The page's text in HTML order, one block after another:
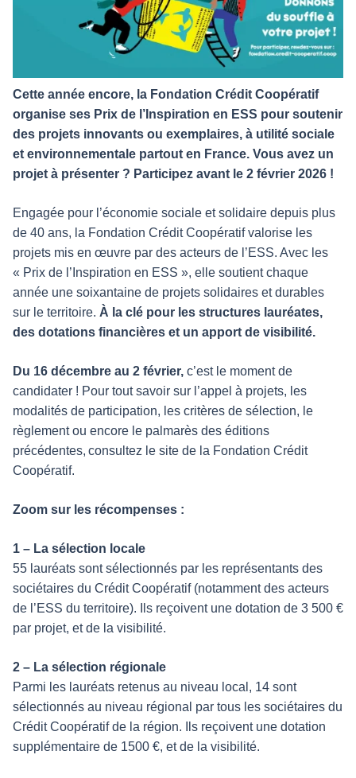
Cette année encore, la Fondation Crédit Coopératif
organise ses Prix de l’Inspiration en ESS pour soutenir
des projets innovants ou exemplaires, à utilité sociale
et environnementale partout en France. Vous avez un
projet à présenter ? Participez avant le 2 février 2026 !
Engagée pour l’économie sociale et solidaire depuis plus
de 40 ans, la Fondation Crédit Coopératif valorise les
projets mis en œuvre par des acteurs de l’ESS. Avec les
« Prix de l’Inspiration en ESS », elle soutient chaque
année une soixantaine de projets solidaires et durables
sur le territoire. À la clé pour les structures lauréates,
des dotations financières et un apport de visibilité.
Du 16 décembre au 2 février, c’est le moment de
candidater ! Pour tout savoir sur l’appel à projets, les
modalités de participation, les critères de sélection, le
règlement ou encore le palmarès des éditions
précédentes, consultez le site de la Fondation Crédit
Coopératif.
Zoom sur les récompenses :
1 – La sélection locale
55 lauréats sont sélectionnés par les représentants des
sociétaires du Crédit Coopératif (notamment des acteurs
de l’ESS du territoire). Ils reçoivent une dotation de 3 500 €
par projet, et de la visibilité.
2 – La sélection régionale
Parmi les lauréats retenus au niveau local, 14 sont
sélectionnés au niveau régional par tous les sociétaires du
Crédit Coopératif de la région. Ils reçoivent une dotation
supplémentaire de 1500 €, et de la visibilité.